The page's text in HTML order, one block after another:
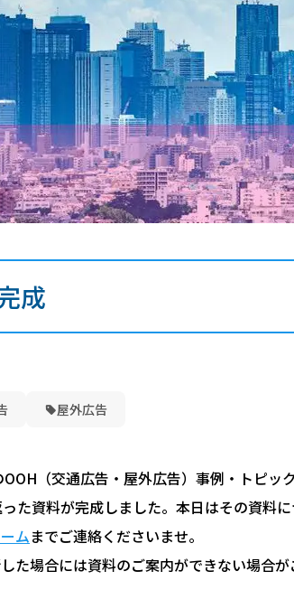
成
屋外広告
（交通広告・屋外広告）事例・トピッ
た資料が完成しました。本日はその資料
ムまでご連絡くださいませ。
場合には資料のご案内ができない場合が